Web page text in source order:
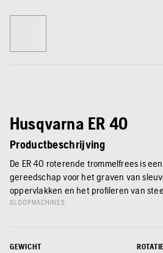
Husqvarna ER 40
Productbeschrijving
De ER 40 roterende trommelfrees is
gereedschap voor het graven van
oppervlakken en het profileren van
SLOOPMACHINES
GEWICHT